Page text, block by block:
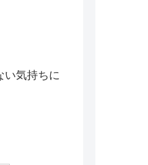
い気持ちに